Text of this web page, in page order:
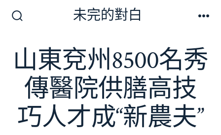
切
換
開
未完的對白
山東兗州8500名秀
傳醫院供膳高技
巧人才成“新農夫”